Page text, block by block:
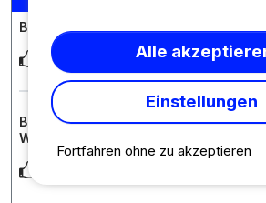
Bewertung des Campingplatzes :
Propreté des locaux, accueil
Bewertung der Unterkunft : Stellplatz
Wohnwagen oder Wohnmobil)
Fortfahren ohne zu akzeptieren
Alle
Einstellungen